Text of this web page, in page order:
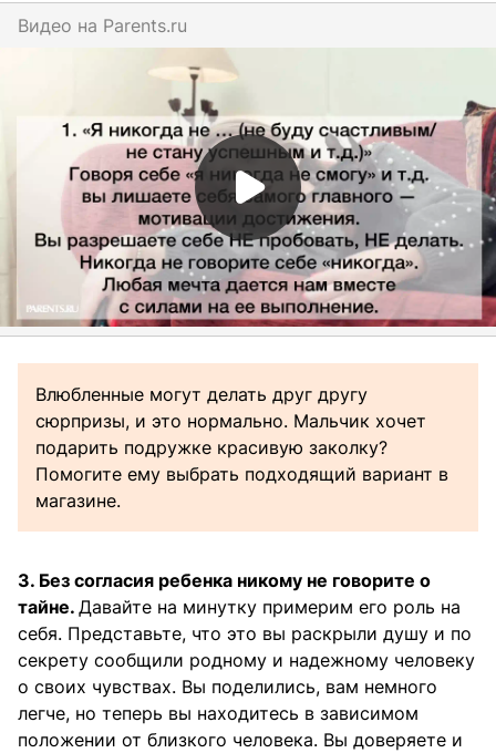
Видео на parents.ru
Влюбленные могут делать друг другу
сюрпризы, и это нормально. Мальчик хочет
подарить подружке красивую заколку?
Помогите ему выбрать подходящий вариант в
магазине.
3. Без согласия ребенка никому не говорите о
тайне. Давайте на минутку примерим его роль на
себя. Представьте, что это вы раскрыли душу и по
секрету сообщили родному и надежному человеку
о своих чувствах. Вы поделились, вам немного
легче, но теперь вы находитесь в зависимом
положении от близкого человека. Вы доверяете и